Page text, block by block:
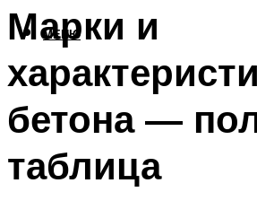
МЕНЮ
Марки и
бетона —
таблица